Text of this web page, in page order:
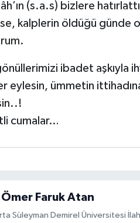
(s.a.s) bizlere
kalplerin öldüğü günde
ibadet aşkıyla
eylesin, ümmetin
cumalar…
Ömer Faruk Atan
Süleyman Demirel Üniversitesi